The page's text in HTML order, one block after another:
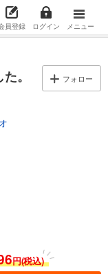
員登録 ログイン メニュー
。 フォロー
円(税込)